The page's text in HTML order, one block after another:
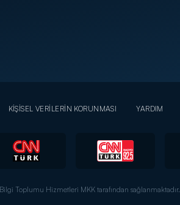
KİŞİSEL VERİLERİN KORUNMASI YARDIM
Bilgi Toplumu Hizmetleri MKK tarafından sağlanmaktadır.